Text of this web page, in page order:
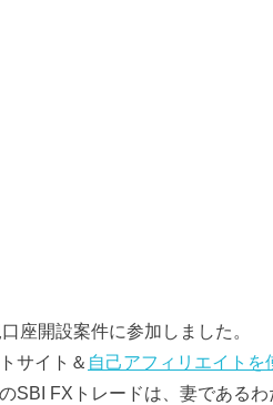
座開設案件に参加しました。
サイト＆ 自己アフィリエイトを
SBI FXトレードは、妻である